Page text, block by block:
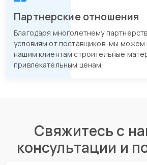
Партнерские отношения
Благодаря многолетнему
условиям от поставщиков, мы
нашим клиентам строительные
привлекательным ценам.
Свяжитесь с
консультации и